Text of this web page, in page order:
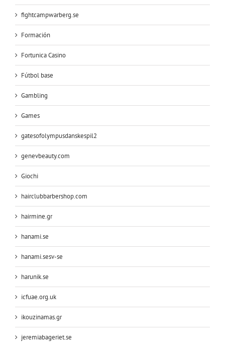
fightcampwarberg.se
Formación
Fortunica Casino
Fútbol base
Gambling
Games
gatesofolympusdanskespil2
genevbeauty.com
Giochi
hairclubbarbershop.com
hairmine.gr
hanami.se
hanami.sesv-se
harunik.se
icfuae.org.uk
ikouzinamas.gr
jeremiabageriet.se